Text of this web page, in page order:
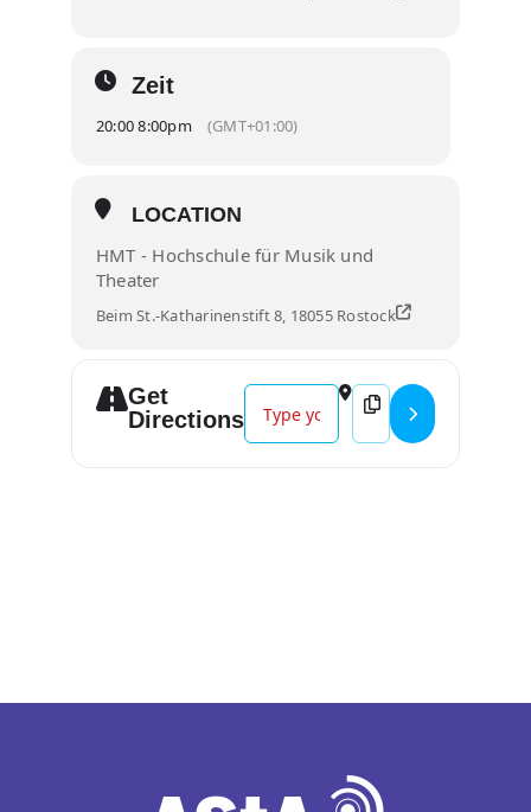
Zeit
20:00 8:00pm (GMT+01:00)
LOCATION
HMT - Hochschule für Musik und
Theater
Beim St.-Katharinenstift 8, 18055 Rostock
Get
Directions
Address - Gitarre intensiv []
Destination Address